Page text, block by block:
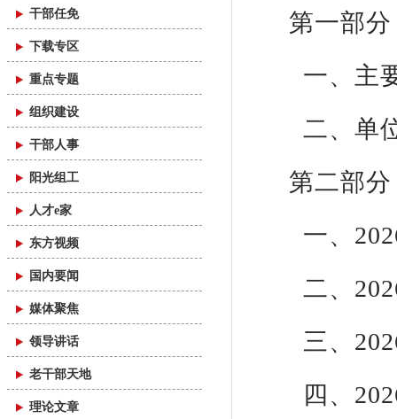
干部任免
下载专区
重点专题
组织建设
干部人事
阳光组工
人才e家
东方视频
国内要闻
媒体聚焦
领导讲话
老干部天地
理论文章
第一部
一、主
二、单
第二部
一、
二、
三、
四、